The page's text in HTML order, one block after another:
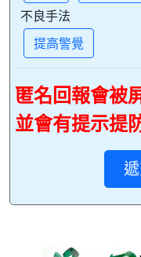
不良手法
提高警覺
匿名回報會被
並會有提示提